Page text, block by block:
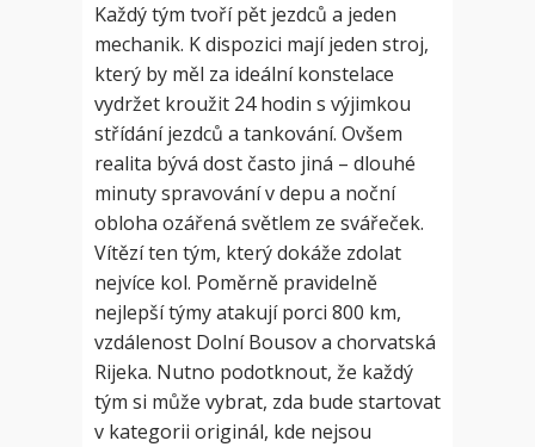
Každý tým tvoří pět jezdců a jeden
mechanik. K dispozici mají jeden stroj,
který by měl za ideální konstelace
vydržet kroužit 24 hodin s výjimkou
střídání jezdců a tankování. Ovšem
realita bývá dost často jiná – dlouhé
minuty spravování v depu a noční
obloha ozářená světlem ze svářeček.
Vítězí ten tým, který dokáže zdolat
nejvíce kol. Poměrně pravidelně
nejlepší týmy atakují porci 800 km,
vzdálenost Dolní Bousov a chorvatská
Rijeka. Nutno podotknout, že každý
tým si může vybrat, zda bude startovat
v kategorii originál, kde nejsou